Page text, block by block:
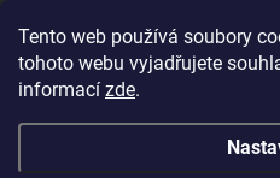
Tento web používá soubory
tohoto webu vyjadřujete
informací zde.
Vložením e-mailu souhlasíte s
Přihlásit se